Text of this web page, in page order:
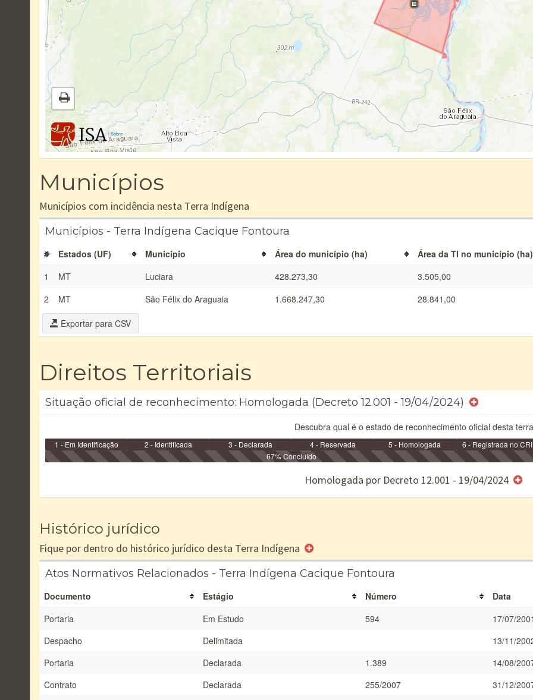
|Sobre
Municípios
Municípios com incidência nesta Terra Indígena
Municípios - Terra Indígena Cacique Fontoura
# Estados (UF) Município Área do município (ha)
Área da TI no município (ha)
1
MT Luciara 428.273,30
3.505,00
2
MT São Félix do Araguaia 1.668.247,30 28.841,00
Exportar para CSV
Direitos Territoriais
Situação oficial de reconhecimento: Homologada (Decreto 12.001 - 19/04/2024)
Descubra qual é o estado de reconhecimento oficial desta
1 - Em Identificação 2 - Identificada 3 - Declarada 4 - Reservada 5 - Homologada
6 - Registrada no CRI
e/ou SPU
67% Concluído
Homologada por Decreto 12.001 - 19/04/2024
Histórico jurídico
Fique por dentro do histórico jurídico desta Terra Indígena
Atos Normativos Relacionados - Terra Indígena Cacique Fontoura
Documento Estágio Número
Data
Portaria
Em Estudo 594
17/07/
Despacho
Delimitada
13/11/
Portaria
Declarada 1.389
14/08/
Contrato
Declarada 255/2007
31/12/